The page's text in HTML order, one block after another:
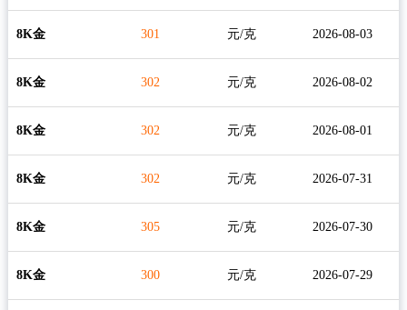
8K金 301 元/克 2026-08-03
8K金 302 元/克 2026-08-02
8K金 302 元/克 2026-08-01
8K金 302 元/克 2026-07-31
8K金 305 元/克 2026-07-30
8K金 300 元/克 2026-07-29